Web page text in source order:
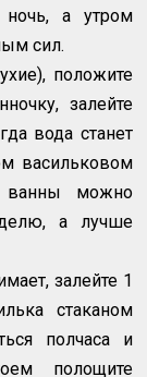
а утром
сил.
положите
залейте
вода станет
васильковом
ванны можно
а лучше
залейте 1
стаканом
полчаса и
полощите